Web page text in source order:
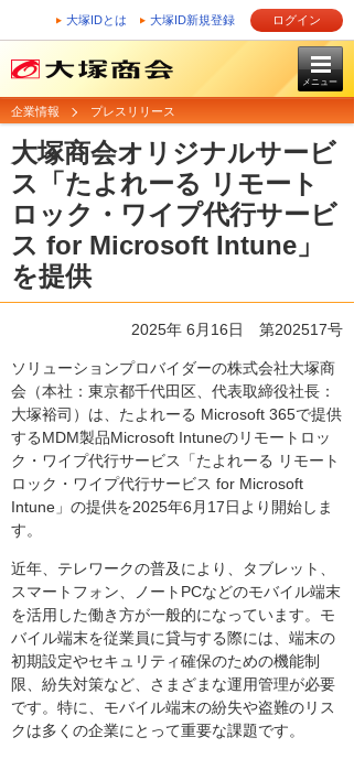
大塚IDとは 大塚ID新規登録 ログイン
メニュー
企業情報 プレスリリース
大塚商会オリジナルサービ
ス「たよれーる リモート
ロック・ワイプ代行サービ
ス for Microsoft Intune」
を提供
2025年 6月16日 第202517号
ソリューションプロバイダーの株式会社大塚商
会（本社：東京都千代田区、代表取締役社長：
大塚裕司）は、たよれーる Microsoft 365で提供
するMDM製品Microsoft Intuneのリモートロッ
ク・ワイプ代行サービス「たよれーる リモート
ロック・ワイプ代行サービス for Microsoft
Intune」の提供を2025年6月17日より開始しま
す。
近年、テレワークの普及により、タブレット、
スマートフォン、ノートPCなどのモバイル端末
を活用した働き方が一般的になっています。モ
バイル端末を従業員に貸与する際には、端末の
初期設定やセキュリティ確保のための機能制
限、紛失対策など、さまざまな運用管理が必要
です。特に、モバイル端末の紛失や盗難のリス
クは多くの企業にとって重要な課題です。